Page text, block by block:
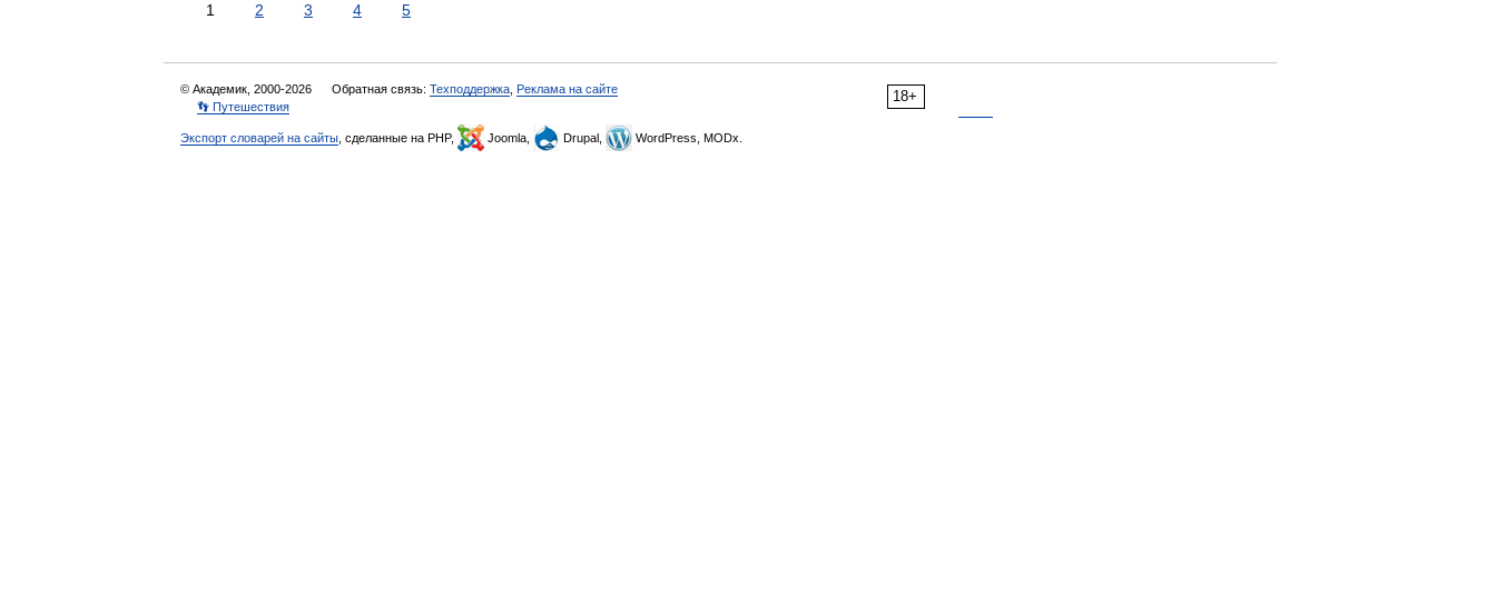
1 2 3 4 5
18+
© Академик, 2000-2026 Обратная связь: Техподдержка Реклама на сайте
👣 Путешествия
Экспорт словарей на сайты , сделанные на PHP, Joomla, Drupal, WordPress, MODx.